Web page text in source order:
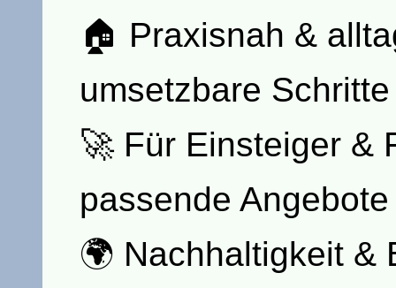
🏠 Praxisnah &
umsetzbare Schritte
🚀 Für Einsteiger &
passende
🌍 Nachhaltigkeit &